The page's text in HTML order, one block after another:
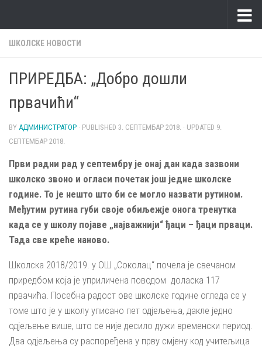
ШКОЛСКЕ НОВОСТИ
ПРИРЕДБА: „Добро дошли
првачићи“
BY АДМИНИСТРАТОР · PUBLISHED 3. СЕПТЕМБАР 2018. · UPDATED 9.
СЕПТЕМБАР 2018.
Први радни рад у септембру је онај дан када зазвони
школско звоно и огласи почетак још једне школске
године. То је нешто што би се могло назвати рутином.
Међутим рутина губи своје обиљежје онога тренутка
када се у школу појаве „најважнији“ ђаци – ђаци прваци.
Тада све креће наново.
Школска 2018/2019. у ОШ „Соколац“ почела је свечаном
приредбом која је уприличена поводом доласка 117
првачића. Посебна радост ове школске године огледа се у
томе што је у школу уписано пет одјељења, дакле једно
одјељење више, што се није десило дужи временски период.
Два одјељења су распоређена у прву смјену код учитељица